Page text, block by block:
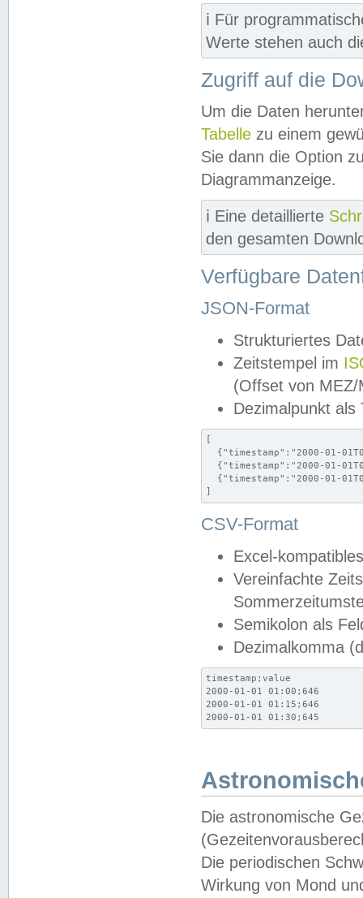
ℹ️ Für
Werte stehen auch
Zugriff auf die
Um die Daten
Tabelle zu einem
Sie dann die Option
Diagrammanzeige.
ℹ️ Eine detaillierte
den gesamten
Verfügbare
JSON-Format
Strukturiertes
Zeitstempel im
(Offset von MEZ/
Dezimalpunkt als
[
{"timestamp":"2000-01-
{"timestamp":"2000-01-
{"timestamp":"2000-01-
]
CSV-Format
Excel-
Vereinfachte
Semikolon als
Dezimalkomma
timestamp;value
2000-01-01 01:00;646
2000-01-01 01:15;646
2000-01-01 01:30;645
Die astronomische
Die periodischen
Wirkung von Mond